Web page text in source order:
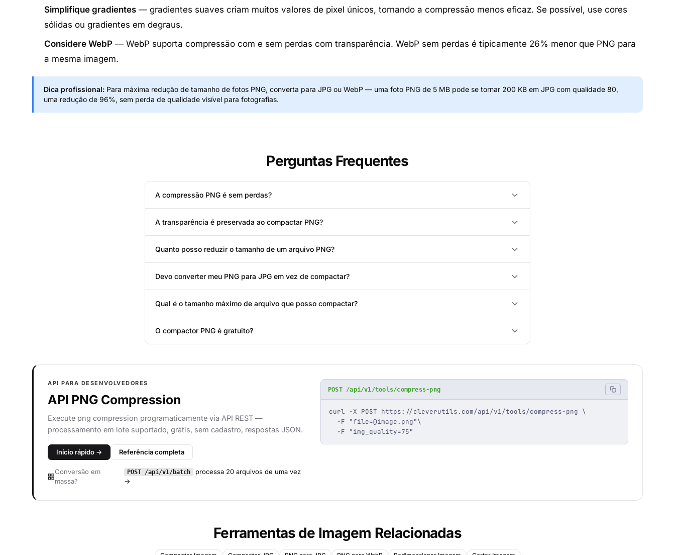
Simplifique gradientes — gradientes suaves criam muitos valores de pixel únicos, tornando a compressão menos eficaz. Se possível, use cores
sólidas ou gradientes em degraus.
Considere WebP — WebP suporta compressão com e sem perdas com transparência. WebP sem perdas é tipicamente 26% menor que PNG para
a mesma imagem.
Dica profissional: Para máxima redução de tamanho de fotos PNG, converta para JPG ou WebP — uma foto PNG de 5 MB pode se tornar 200 KB em JPG com qualidade 80,
uma redução de 96%, sem perda de qualidade visível para fotografias.
Perguntas Frequentes
A compressão PNG é sem perdas?
A transparência é preservada ao compactar PNG?
Quanto posso reduzir o tamanho de um arquivo PNG?
Devo converter meu PNG para JPG em vez de compactar?
Qual é o tamanho máximo de arquivo que posso compactar?
O compactor PNG é gratuito?
API PARA DESENVOLVEDORES
API PNG Compression
Execute png compression programaticamente via API REST —
processamento em lote suportado, grátis, sem cadastro, respostas JSON.
Início rápido → Referência completa
Conversão em
massa?
POST /api/v1/batch
processa 20 arquivos de uma vez
→
POST /api/v1/tools/compress-png
curl -X POST https://cleverutils.com/api/v1/tools/compress-png \
  -F "
file=@image.png"\
  -F "img_quality=75"
Ferramentas de Imagem Relacionadas